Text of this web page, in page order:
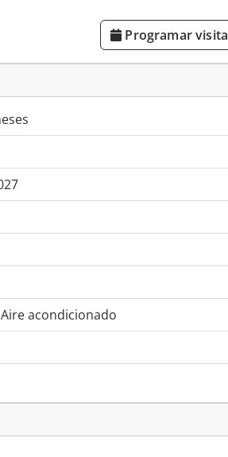
Programar visita
Aire acondicionado